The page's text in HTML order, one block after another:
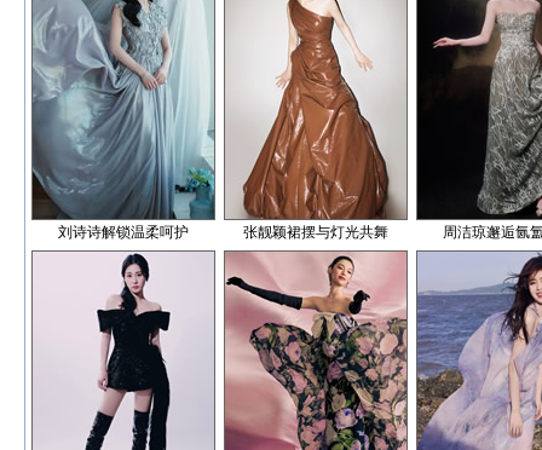
刘诗诗解锁温柔呵护 张靓颖裙摆与灯光共舞 周洁琼邂逅氤